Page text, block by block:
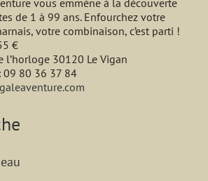
vous emmène à la découverte
de 1 à 99 ans. Enfourchez votre
votre combinaison, c’est parti !
€
l’horloge 30120 Le Vigan
09 80 36 37 84